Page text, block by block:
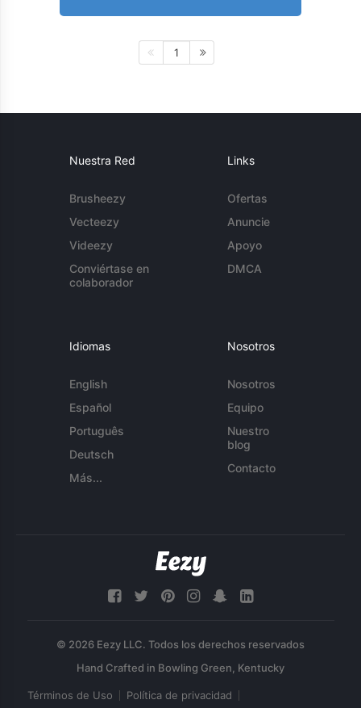
1
Nuestra Red
Brusheezy
Vecteezy
Videezy
Conviértase en
colaborador
Links
Ofertas
Anuncie
Apoyo
DMCA
Idiomas
English
Español
Português
Deutsch
Más...
Nosotros
Nosotros
Equipo
Nuestro
blog
Contacto
© 2026 Eezy LLC. Todos los derechos reservados
Términos de Uso Política de privacidad